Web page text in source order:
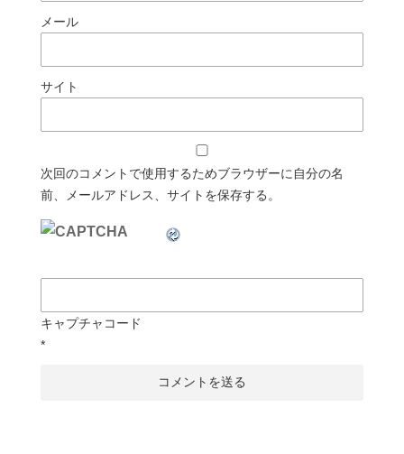
メール
サイト
次回のコメントで使用するためブラウザーに自分の名
前、メールアドレス、サイトを保存する。
キャプチャコード
*